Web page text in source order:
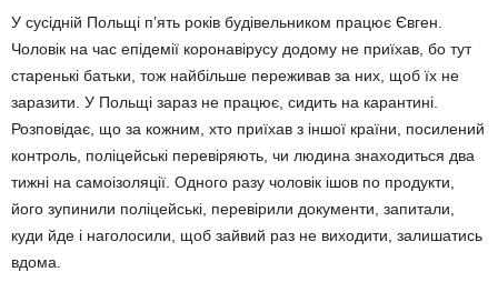
У сусідній Польщі п’ять років будівельни­ком працює Євген.
Чоловік на час епідемії коронавірусу додому не приїхав, бо тут
ста­ренькі батьки, тож найбільше переживав за них, щоб їх не
заразити. У Польщі зараз не працює, сидить на карантині.
Розповідає, що за кожним, хто приїхав з іншої країни, посилений
контроль, поліцейські перевіря­ють, чи людина знаходиться два
тижні на самоізоляції. Одного разу чоловік ішов по продукти,
його зупинили поліцейські, пере­вірили документи, запитали,
куди йде і наго­лосили, щоб зайвий раз не виходити, зали­шатись
вдома.